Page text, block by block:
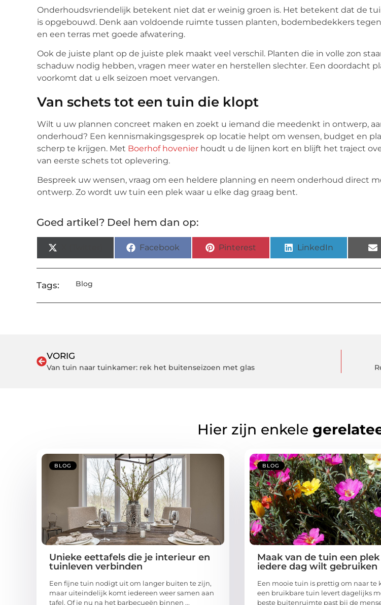
Onderhoudsvriendelijk betekent niet dat er weinig groen is. Het betekent dat de
is opgebouwd. Denk aan voldoende ruimte tussen planten, bodembedekkers
en een terras met goede afwatering.
Ook de juiste plant op de juiste plek maakt veel verschil. Planten die in volle zon
schaduw nodig hebben, vragen meer water en herstellen slechter. Een doordacht
voorkomt dat u elk seizoen moet vervangen.
Van schets tot een tuin die klopt
Wilt u uw plannen concreet maken en zoekt u iemand die meedenkt in ontwerp,
onderhoud? Een kennismakingsgesprek op locatie helpt om wensen, budget en
scherp te krijgen. Met Boerhof hovenier houdt u de lijnen kort en blijft het traject
van eerste schets tot oplevering.
Bespreek uw wensen, vraag om een heldere planning en neem onderhoud direct
ontwerp. Zo wordt uw tuin een plek waar u elke dag graag bent.
Goed artikel? Deel hem dan op:
Facebook Pinterest LinkedIn
Tags: Blog
VORIG
Van tuin naar tuinkamer: rek het buitenseizoen met glas
Hier zijn enkele
BLOG
Unieke eettafels die je interieur en
tuinleven verbinden
Een fijne tuin nodigt uit om langer buiten te zijn,
maar uiteindelijk komt iedereen weer samen aan
tafel. Of je nu na het barbecueën binnen ...
BLOG
Maak van de tuin een
iedere dag wilt gebruiken
Een mooie tuin is prettig om naar te
een bruikbare tuin levert dagelijks
beste buitenruimte past bij de